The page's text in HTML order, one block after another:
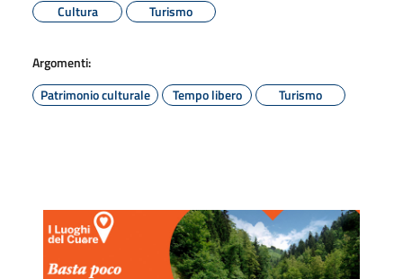
Cultura
Turismo
Argomenti:
Patrimonio culturale
Tempo libero Turismo